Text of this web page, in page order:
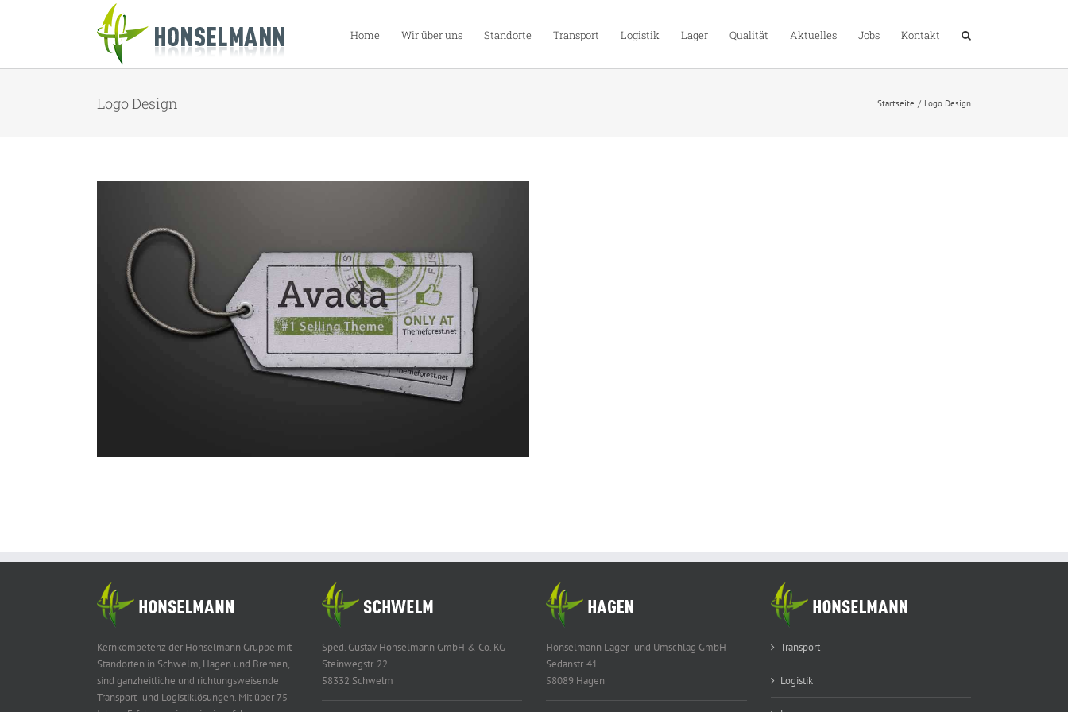
Home Wir über uns Standorte Transport Logistik Lager Qualität Aktuelles Jobs Kontakt
Logo Design Startseite Logo Design
Kernkompetenz der Honselmann Gruppe mit
Standorten in Schwelm, Hagen und Bremen,
sind ganzheitliche und richtungsweisende
Transport- und Logistiklösungen. Mit über 75
Sped. Gustav Honselmann GmbH & Co. KG
Steinwegstr. 22
58332 Schwelm
Honselmann Lager- und Umschlag GmbH
Sedanstr. 41
58089 Hagen
Transport
Logistik